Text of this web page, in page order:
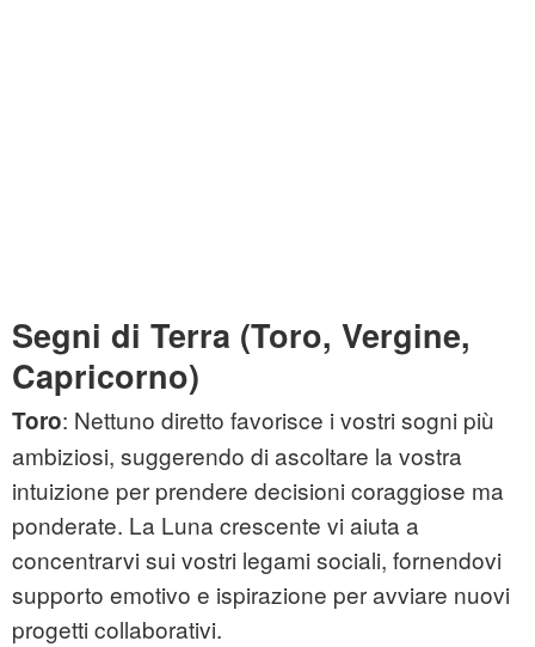
Segni di Terra (Toro, Vergine,
Capricorno)
Toro: Nettuno diretto favorisce i vostri sogni più
ambiziosi, suggerendo di ascoltare la vostra
intuizione per prendere decisioni coraggiose ma
ponderate. La Luna crescente vi aiuta a
concentrarvi sui vostri legami sociali, fornendovi
supporto emotivo e ispirazione per avviare nuovi
progetti collaborativi.